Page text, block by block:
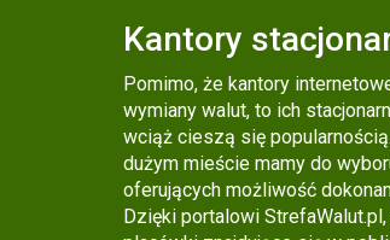
Kantory
Pomimo, że kantory
wymiany walut, to ich
wciąż cieszą się
dużym mieście mamy do
oferujących możliwość
Dzięki portalowi